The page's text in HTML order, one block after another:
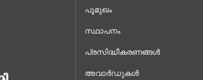
പൂമുഖം
സ്ഥാപനം
പ്രസിദ്ധീകരണങ്ങൾ
അവാർഡുകൾ